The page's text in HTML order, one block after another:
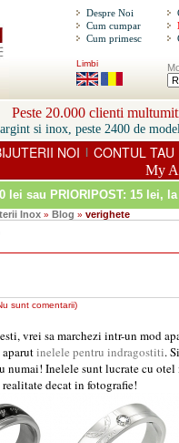
Despre Noi
Cum cumpar
Cum primesc
Limbi
20.000 clienti
si inox, peste 2400 de
NOI | CONTUL TAU
My
lei sau PRIORIPOST: 15 lei,
Inox » Blog » verighete
sunt comentarii)
vrei sa marchezi intr-un mod
inelele pentru indragostiti.
numai! Inelele sunt lucrate cu
decat in fotografie!